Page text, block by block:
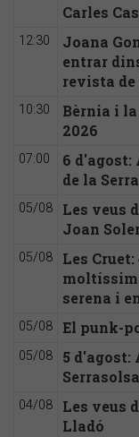
Carles
12:30
Joana
entrar
revista de
10:30
Bèrnia i
2026
07:00
6 d'agost:
de la Serra
05/08
Les veus
Joan
05/08
Les
serena i
05/08 El punk-
05/08
5 d'agost:
04/08
Les veus
Lladó